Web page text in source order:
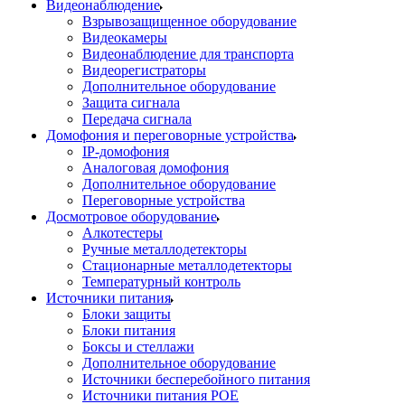
Видеонаблюдение
Взрывозащищенное оборудование
Видеокамеры
Видеонаблюдение для транспорта
Видеорегистраторы
Дополнительное оборудование
Защита сигнала
Передача сигнала
Домофония и переговорные устройства
IP-домофония
Аналоговая домофония
Дополнительное оборудование
Переговорные устройства
Досмотровое оборудование
Алкотестеры
Ручные металлодетекторы
Стационарные металлодетекторы
Температурный контроль
Источники питания
Блоки защиты
Блоки питания
Боксы и стеллажи
Дополнительное оборудование
Источники бесперебойного питания
Источники питания POE